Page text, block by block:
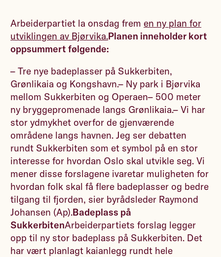
Arbeiderpartiet la onsdag frem en ny plan for
utviklingen av Bjørvika.Planen inneholder kort
oppsummert følgende:
– Tre nye badeplasser på Sukkerbiten,
Grønlikaia og Kongshavn.– Ny park i Bjørvika
mellom Sukkerbiten og Operaen– 500 meter
ny bryggepromenade langs Grønlikaia.– Vi har
stor ydmykhet overfor de gjenværende
områdene langs havnen. Jeg ser debatten
rundt Sukkerbiten som et symbol på en stor
interesse for hvordan Oslo skal utvikle seg. Vi
mener disse forslagene ivaretar muligheten for
hvordan folk skal få flere badeplasser og bedre
tilgang til fjorden, sier byrådsleder Raymond
Johansen (Ap).Badeplass på
SukkerbitenArbeiderpartiets forslag legger
opp til ny stor badeplass på Sukkerbiten. Det
har vært planlagt kaianlegg rundt hele